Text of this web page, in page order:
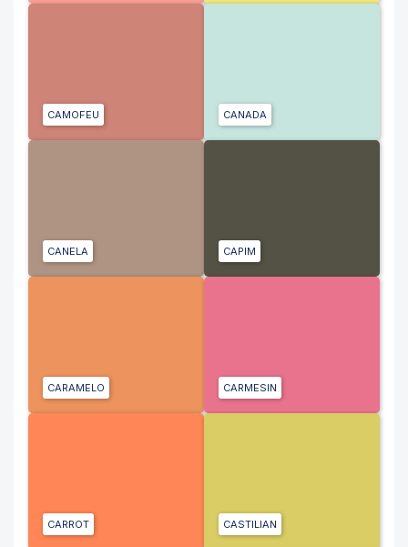
CAMOFEU CANADA
CANELA CAPIM
CARAMELO CARMESIN
CARROT CASTILIAN